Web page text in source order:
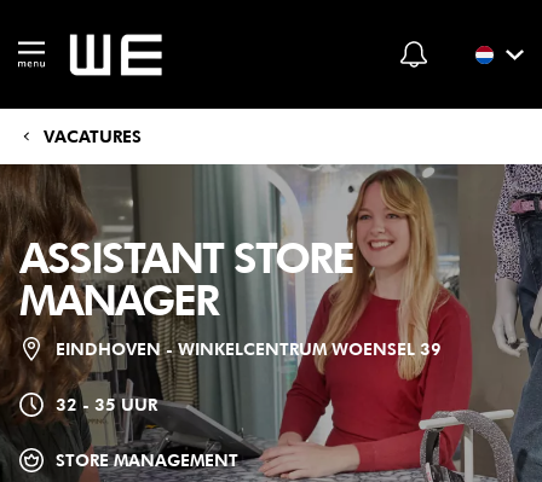
VACATURES
ASSISTANT STORE
MANAGER
EINDHOVEN - WINKELCENTRUM WOENSEL 39
32 - 35 UUR
STORE MANAGEMENT